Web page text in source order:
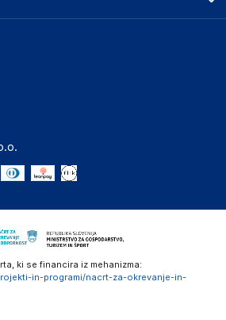
ki se financira iz mehanizma:
in-programi/nacrt-za-okrevanje-in-